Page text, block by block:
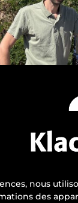
nous
des